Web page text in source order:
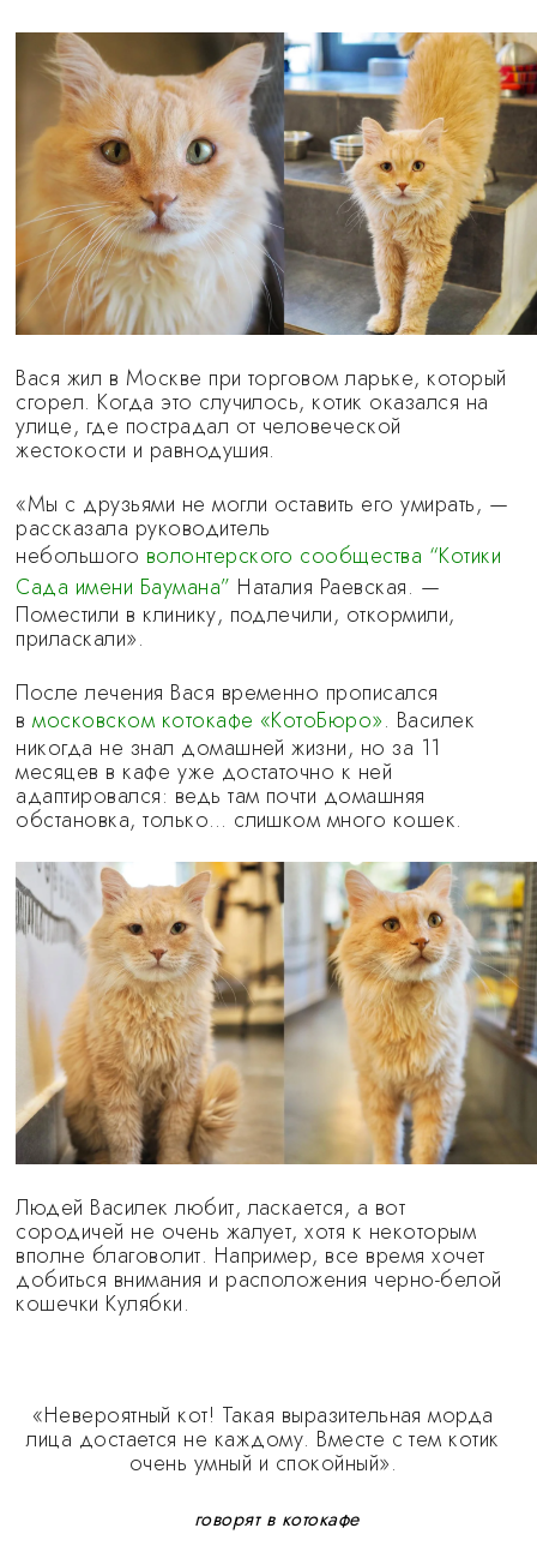
Вася жил в Москве при торговом ларьке, который
сгорел. Когда это случилось, котик оказался на
улице, где пострадал от человеческой
жестокости и равнодушия.
«Мы с друзьями не могли оставить его умирать, —
рассказала руководитель
небольшого волонтерского сообщества “Котики
Сада имени Баумана” Наталия Раевская. —
Поместили в клинику, подлечили, откормили,
приласкали».
После лечения Ваcя временно прописался
вмосковском котокафе «КотоБюро». Василек
никогда не знал домашней жизни, но за 11
месяцев в кафе уже достаточно к ней
адаптировался: ведь там почти домашняя
обстановка, только… слишком много кошек.
Людей Василек любит, ласкается, а вот
сородичей не очень жалует, хотя к некоторым
вполне благоволит. Например, все время хочет
добиться внимания и расположения черно-белой
кошечки Кулябки.
«Невероятный кот! Такая выразительная морда
лица достается не каждому. Вместе с тем котик
очень умный и спокойный».
говорят в котокафе